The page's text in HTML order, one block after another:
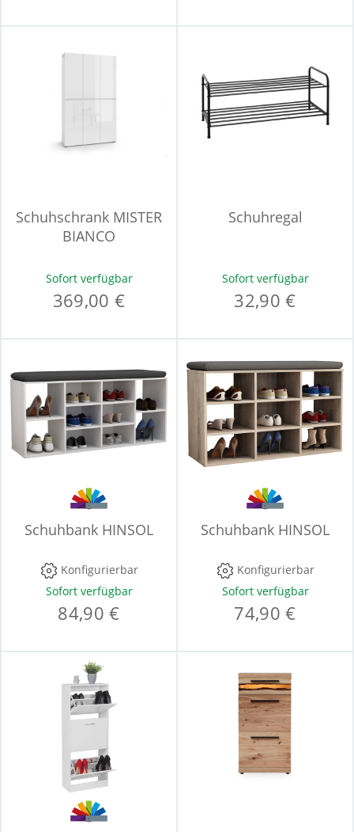
Schuhschrank MISTER
BIANCO
Sofort verfügbar
369,00 €
Schuhregal
Sofort verfügbar
32,90 €
Schuhbank HINSOL
Konfigurierbar
Sofort verfügbar
84,90 €
Schuhbank HINSOL
Konfigurierbar
Sofort verfügbar
74,90 €